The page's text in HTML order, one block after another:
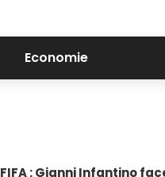
Economie
FIFA : Gianni Infantino